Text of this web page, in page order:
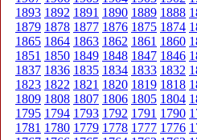
1893 1892 1891 1890 1889 1888
1879 1878 1877 1876 1875 1874
1865 1864 1863 1862 1861 1860
1851 1850 1849 1848 1847 1846
1837 1836 1835 1834 1833 1832
1823 1822 1821 1820 1819 1818
1809 1808 1807 1806 1805 1804
1795 1794 1793 1792 1791 1790
1781 1780 1779 1778 1777 1776